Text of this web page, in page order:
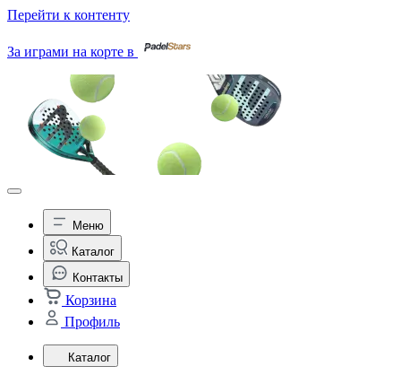
Перейти к контенту
За играми на корте в
Меню
Каталог
Контакты
Корзина
Профиль
Каталог